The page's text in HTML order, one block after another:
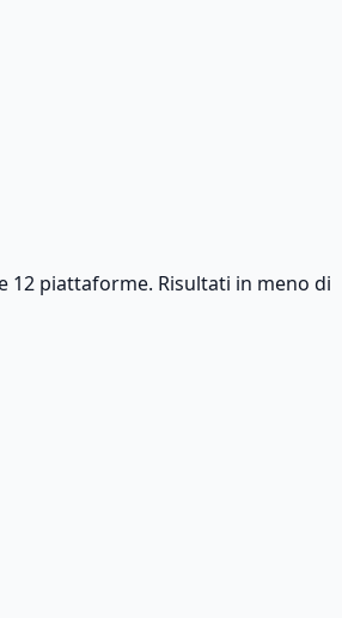
12 piattaforme. Risultati in meno di